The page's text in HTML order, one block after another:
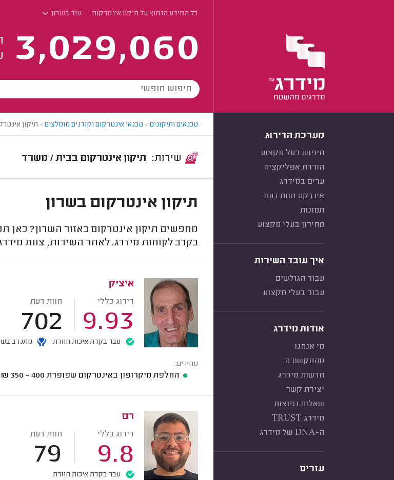
כל המידע הנחוץ על תיקון אינטרקום עוד בשרון
3,029,060
מערכת הדירוג
חיפוש בעל מקצוע
הורדת אפליקציה
ערים במידרג
אינדקס חוות דעת
תמונות
מחירון בעלי מקצוע
איך עובד השירות
עבור הגולשים
עבור בעלי מקצוע
אודות מידרג
מי אנחנו
מהתקשורת
חדשות מידרג
יצירת קשר
שאלות נפוצות
מידרג TRUST
ה-DNA של מידרג
עזרים
טכנאים ותיקונים> טכנאי אינטרקום וקודנים מומלצים> תיקון
תיקון אינטרקום בבית / משרד
תיקון אינטרקום בשרון
מחפשים תיקון אינטרקום באזור השרון? כאן
בקרב לקוחות מידרג. לאחר השירות, צוות
איציק
דירוג כללי
9.93
חוות דעת
702
עבר בקרת איכות חוזרת מתנדב
מחירים:
החלפת מיקרופון באינטרקום שפופרת 400 - 350
₪
רם
דירוג כללי
9.8
חוות דעת
79
עבר בקרת איכות חוזרת